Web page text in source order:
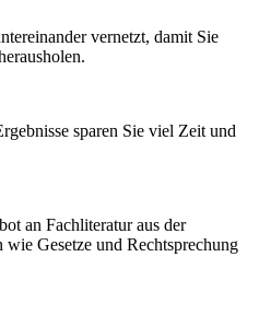
vernetzt, damit Sie
sparen Sie viel Zeit und
an Fachliteratur aus der
Gesetze und Rechtsprechung